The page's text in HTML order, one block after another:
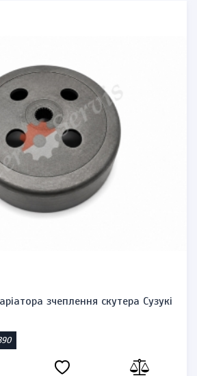
зчеплення скутера Сузукі